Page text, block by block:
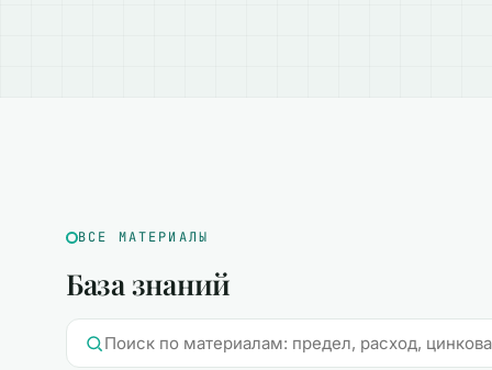
ВСЕ МАТЕРИАЛЫ
База знаний